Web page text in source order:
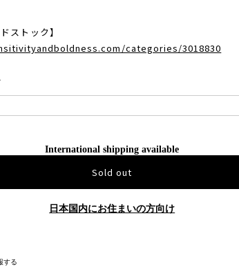
ストック】
categories/3018830
International shipping available
Sold out
日本国内にお住まいの方向け
する